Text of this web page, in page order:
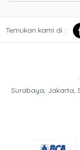
Temukan kami di :
Surabaya, Jakarta,